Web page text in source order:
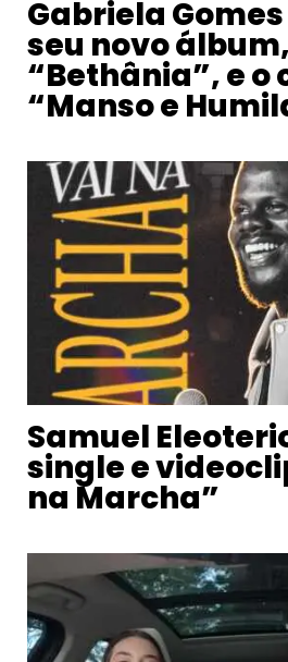
Gabriela
seu novo álbum,
“Bethânia”, e o
“Manso e
Samuel
single e
na Marcha”